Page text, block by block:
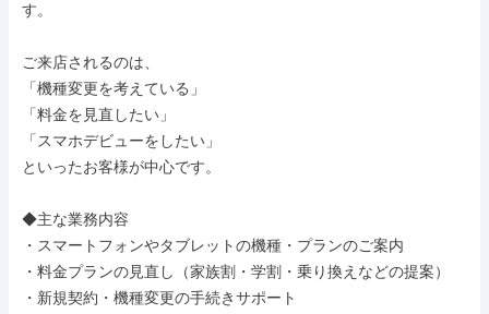
す。
ご来店されるのは、
「機種変更を考えている」
「料金を見直したい」
「スマホデビューをしたい」
といったお客様が中心です。
◆主な業務内容
・スマートフォンやタブレットの機種・プランのご案内
・料金プランの見直し（家族割・学割・乗り換えなどの提案）
・新規契約・機種変更の手続きサポート